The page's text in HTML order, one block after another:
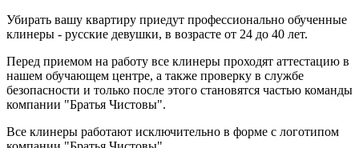
Убирать вашу квартиру приедут профессионально обученные
клинеры - русские девушки, в возрасте от 24 до 40 лет.
Перед приемом на работу все клинеры проходят аттестацию в
нашем обучающем центре, а также проверку в службе
безопасности и только после этого становятся частью команды
компании "Братья Чистовы".
Все клинеры работают исключительно в форме с логотипом